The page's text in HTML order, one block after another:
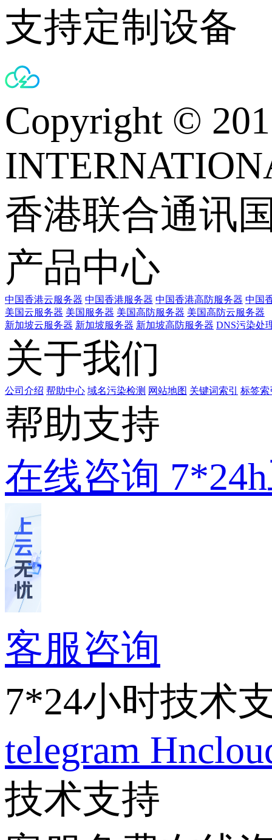
支持定制设备
Copyright ©
香港联合通讯
产品中心
中国香港云服务器 中国香港服务器 中国香港高防服务器 中国
美国云服务器 美国服务器 美国高防服务器 美国高防云服务器
新加坡云服务器 新加坡服务器 新加坡高防服务器 DNS污染处
关于我们
公司介绍 帮助中心 域名污染检测 网站地图 关键词索引 标签索
帮助支持
在线咨询
客服咨询
7*24小时技术
telegram
技术支持